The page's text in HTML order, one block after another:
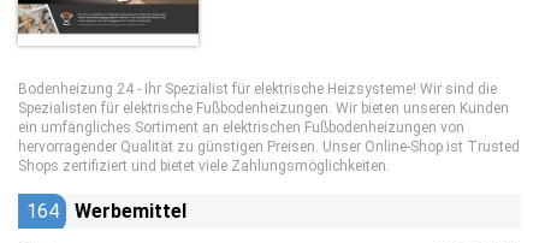
Bodenheizung 24 - Ihr Spezialist für elektrische Heizsysteme! Wir sind die
Spezialisten für elektrische Fußbodenheizungen. Wir bieten unseren Kunden
ein umfängliches Sortiment an elektrischen Fußbodenheizungen von
hervorragender Qualität zu günstigen Preisen. Unser Online-Shop ist Trusted
Shops zertifiziert und bietet viele Zahlungsmöglichkeiten.
164 Werbemittel